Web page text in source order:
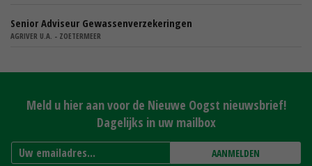
Senior Adviseur Gewassenverzekeringen
AGRIVER U.A. - ZOETERMEER
Meld u hier aan voor de Nieuwe Oogst nieuwsbrief!
Dagelijks in uw mailbox
AANMELDEN